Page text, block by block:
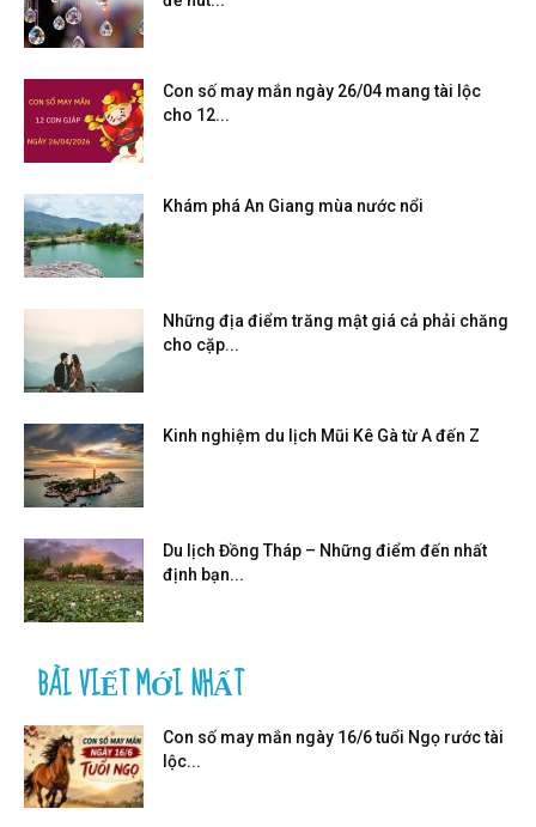
Con số may mắn ngày 26/04 mang tài lộc
cho 12...
Khám phá An Giang mùa nước nổi
Những địa điểm trăng mật giá cả phải chăng
cho cặp...
Kinh nghiệm du lịch Mũi Kê Gà từ A đến Z
Du lịch Đồng Tháp – Những điểm đến nhất
định bạn...
BÀI VIẾT MỚI NHẤT
Con số may mắn ngày 16/6 tuổi Ngọ rước tài
lộc...